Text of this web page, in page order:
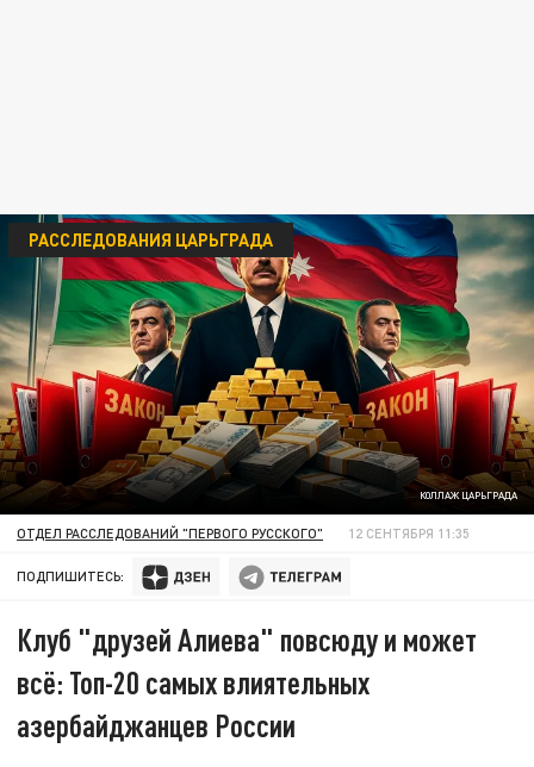
КОЛЛАЖ ЦАРЬГРАДА
РАССЛЕДОВАНИЯ ЦАРЬГРАДА
ОТДЕЛ РАССЛЕДОВАНИЙ "ПЕРВОГО РУССКОГО" 12 СЕНТЯБРЯ 11:35
ПОДПИШИТЕСЬ:
Клуб "друзей Алиева" повсюду и может
всё: Топ-20 самых влиятельных
азербайджанцев России